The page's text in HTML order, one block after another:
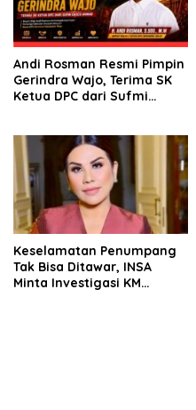
Andi Rosman Resmi Pimpin
Gerindra Wajo, Terima SK
Ketua DPC dari Sufmi
Keselamatan Penumpang
Tak Bisa Ditawar, INSA
Minta Investigasi KM